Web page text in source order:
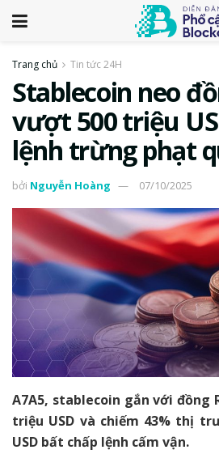
Trang chủ Tin tức 24H
Stablecoin neo
vượt 500 triệu
lệnh trừng phạt
bởi Nguyễn Hoàng 07/10/2025
A7A5, stablecoin gắn với đồng
triệu USD và chiếm 43% thị
USD bất chấp lệnh cấm vận.